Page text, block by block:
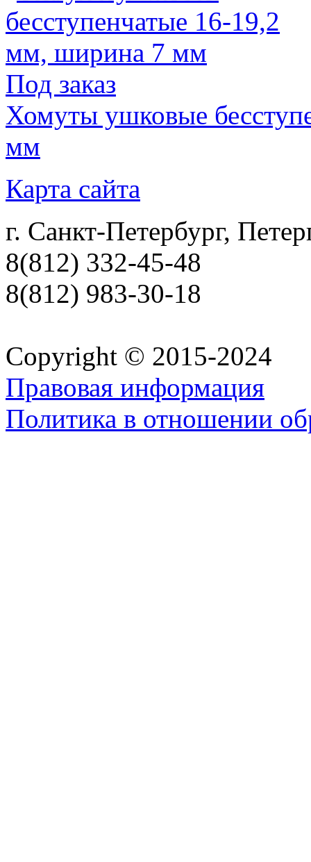
Под заказ
Хомуты ушковые
мм
Карта сайта
г. Санкт-Петербург,
8(812) 332-45-48
8(812) 983-30-18
Copyright © 2015-2024
Правовая информация
Политика в отношении